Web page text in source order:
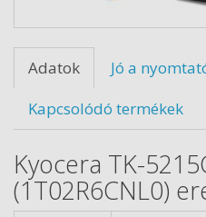
Adatok
Jó a
Kapcsolódó termékek
Kyocera TK-
(1T02R6CNL0)